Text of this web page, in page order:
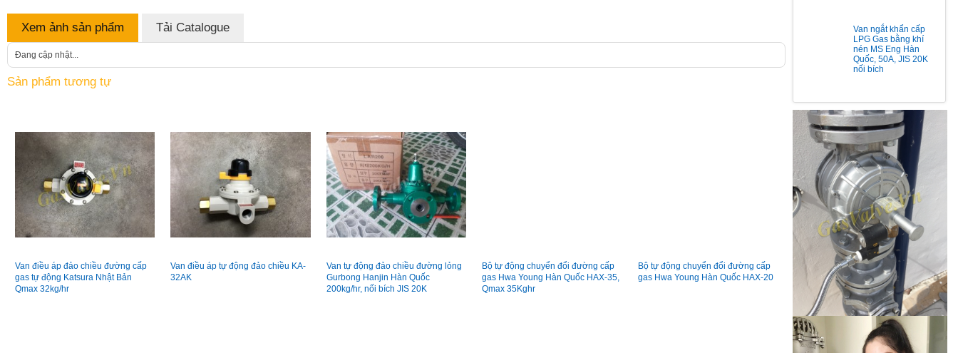
Van ngắt khẩn cấp
LPG Gas bằng khí
nén MS Eng Hàn
Quốc, 50A, JIS 20K
nối bích
Xem ảnh sản phẩm Tải Catalogue
Đang cập nhật...
Sản phẩm tương tự
Van điều áp đảo chiều đường cấp
gas tự động Katsura Nhật Bản
Qmax 32kg/hr
Van điều áp tự động đảo chiều KA­
32AK
Van tự động đảo chiều đường lỏng
Gurbong Hanjin Hàn Quốc
200kg/hr, nối bích JIS 20K
Bộ tự động chuyển đổi đường cấp
gas Hwa Young Hàn Quốc HAX-35,
Qmax 35Kghr
Bộ tự động chuyển đổi đường cấp
gas Hwa Young Hàn Quốc HAX-20